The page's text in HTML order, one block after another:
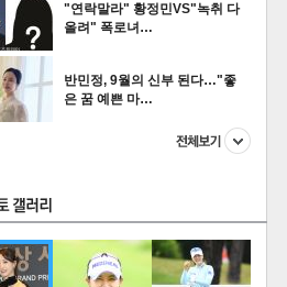
"연락말라" 황정민VS"녹취 다
올려" 폭로녀…
반민정, 9월의 신부 된다…"좋
은 꿈 예쁜 마…